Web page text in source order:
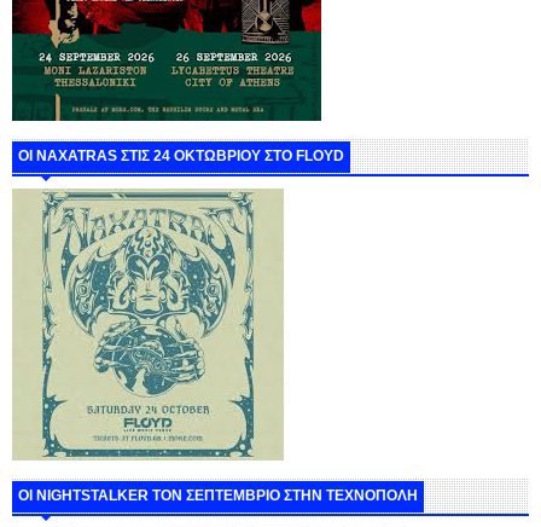
ΟΙ NAXATRAS ΣΤΙΣ 24 ΟΚΤΩΒΡΙΟΥ ΣΤΟ FLOYD
ΟΙ NIGHTSTALKER ΤΟΝ ΣΕΠΤΕΜΒΡΙΟ ΣΤΗΝ ΤΕΧΝΟΠΟΛΗ